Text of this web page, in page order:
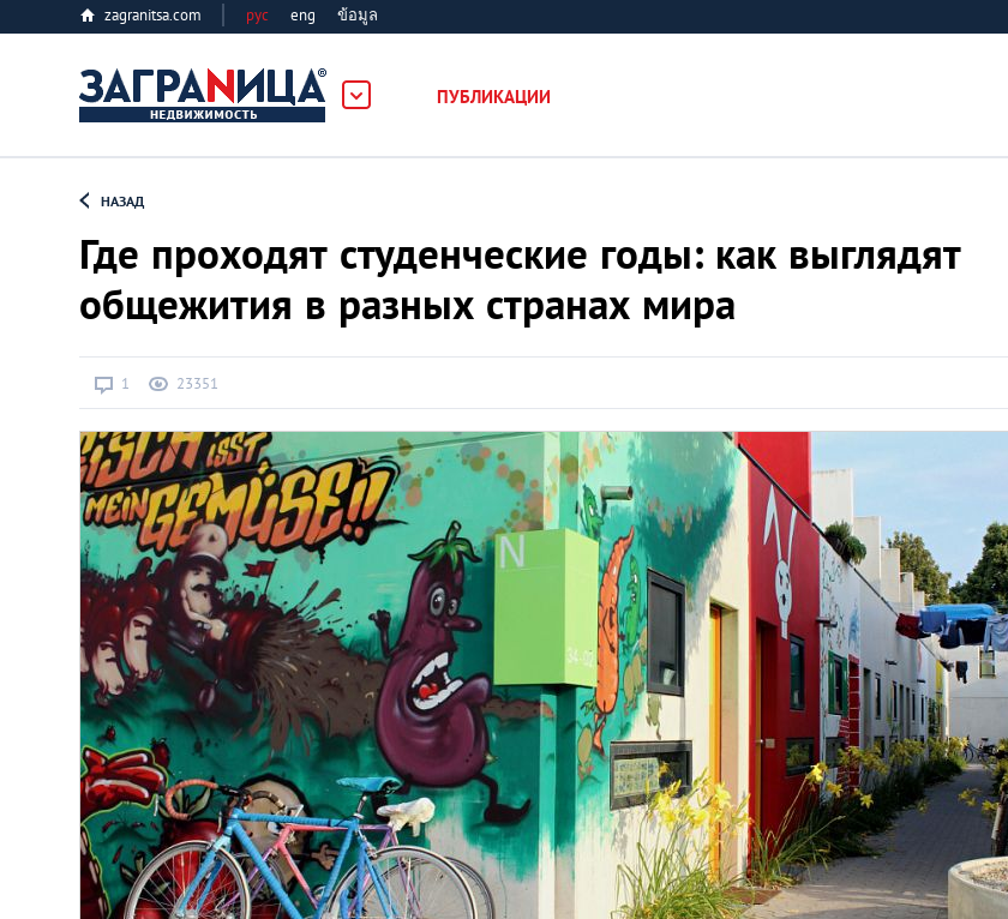
zagranitsa.com рус eng ข้อมูล
ПУБЛИКАЦИИ
Все города
Астана
Афины
Киев
Лондон
Лос-Анджелес
Москва
Париж
НАЗАД
Где проходят студенческие годы: как выглядят
общежития в разных странах мира
1 23351